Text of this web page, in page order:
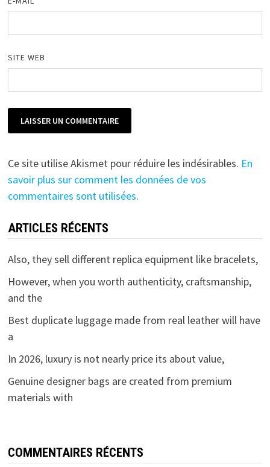
SITE WEB
Ce site utilise Akismet pour réduire les indésirables. En
savoir plus sur comment les données de vos
commentaires sont utilisées.
ARTICLES RÉCENTS
Also, they sell different replica equipment like bracelets,
However, when you worth authenticity, craftsmanship,
and the
Best duplicate luggage made from real leather will have
a
In 2026, luxury is not nearly price its about value,
Genuine designer bags are created from premium
materials with
COMMENTAIRES RÉCENTS